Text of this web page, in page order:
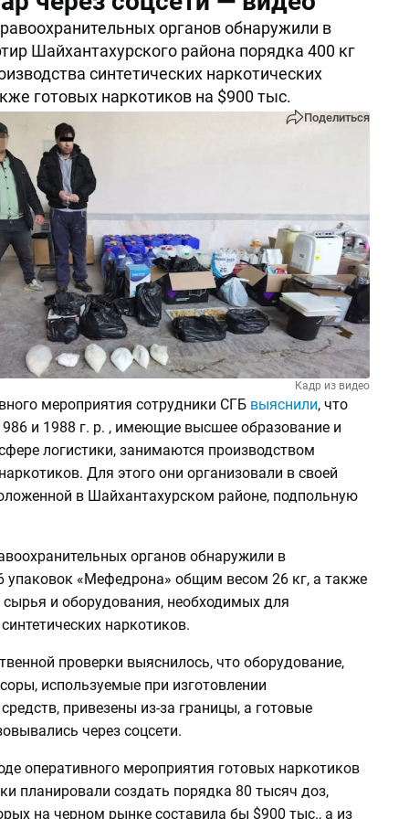
органов обнаружили в
Шайхантахурского района порядка 400 кг
синтетических наркотических
готовых наркотиков на $900 тыс.
Поделиться
Кадр из видео
мероприятия сотрудники СГБ выяснили, что
и 1988 г. р. , имеющие высшее образование и
логистики, занимаются производством
Для этого они организовали в своей
в Шайхантахурском районе, подпольную
органов обнаружили в
упаковок «Мефедрона» общим весом 26 кг, а также
сырья и оборудования, необходимых для
наркотиков.
проверки выяснилось, что оборудование,
используемые при изготовлении
привезены из-за границы, а готовые
через соцсети.
оперативного мероприятия готовых наркотиков
планировали создать порядка 80 тысяч доз,
на черном рынке составила бы $900 тыс., а из